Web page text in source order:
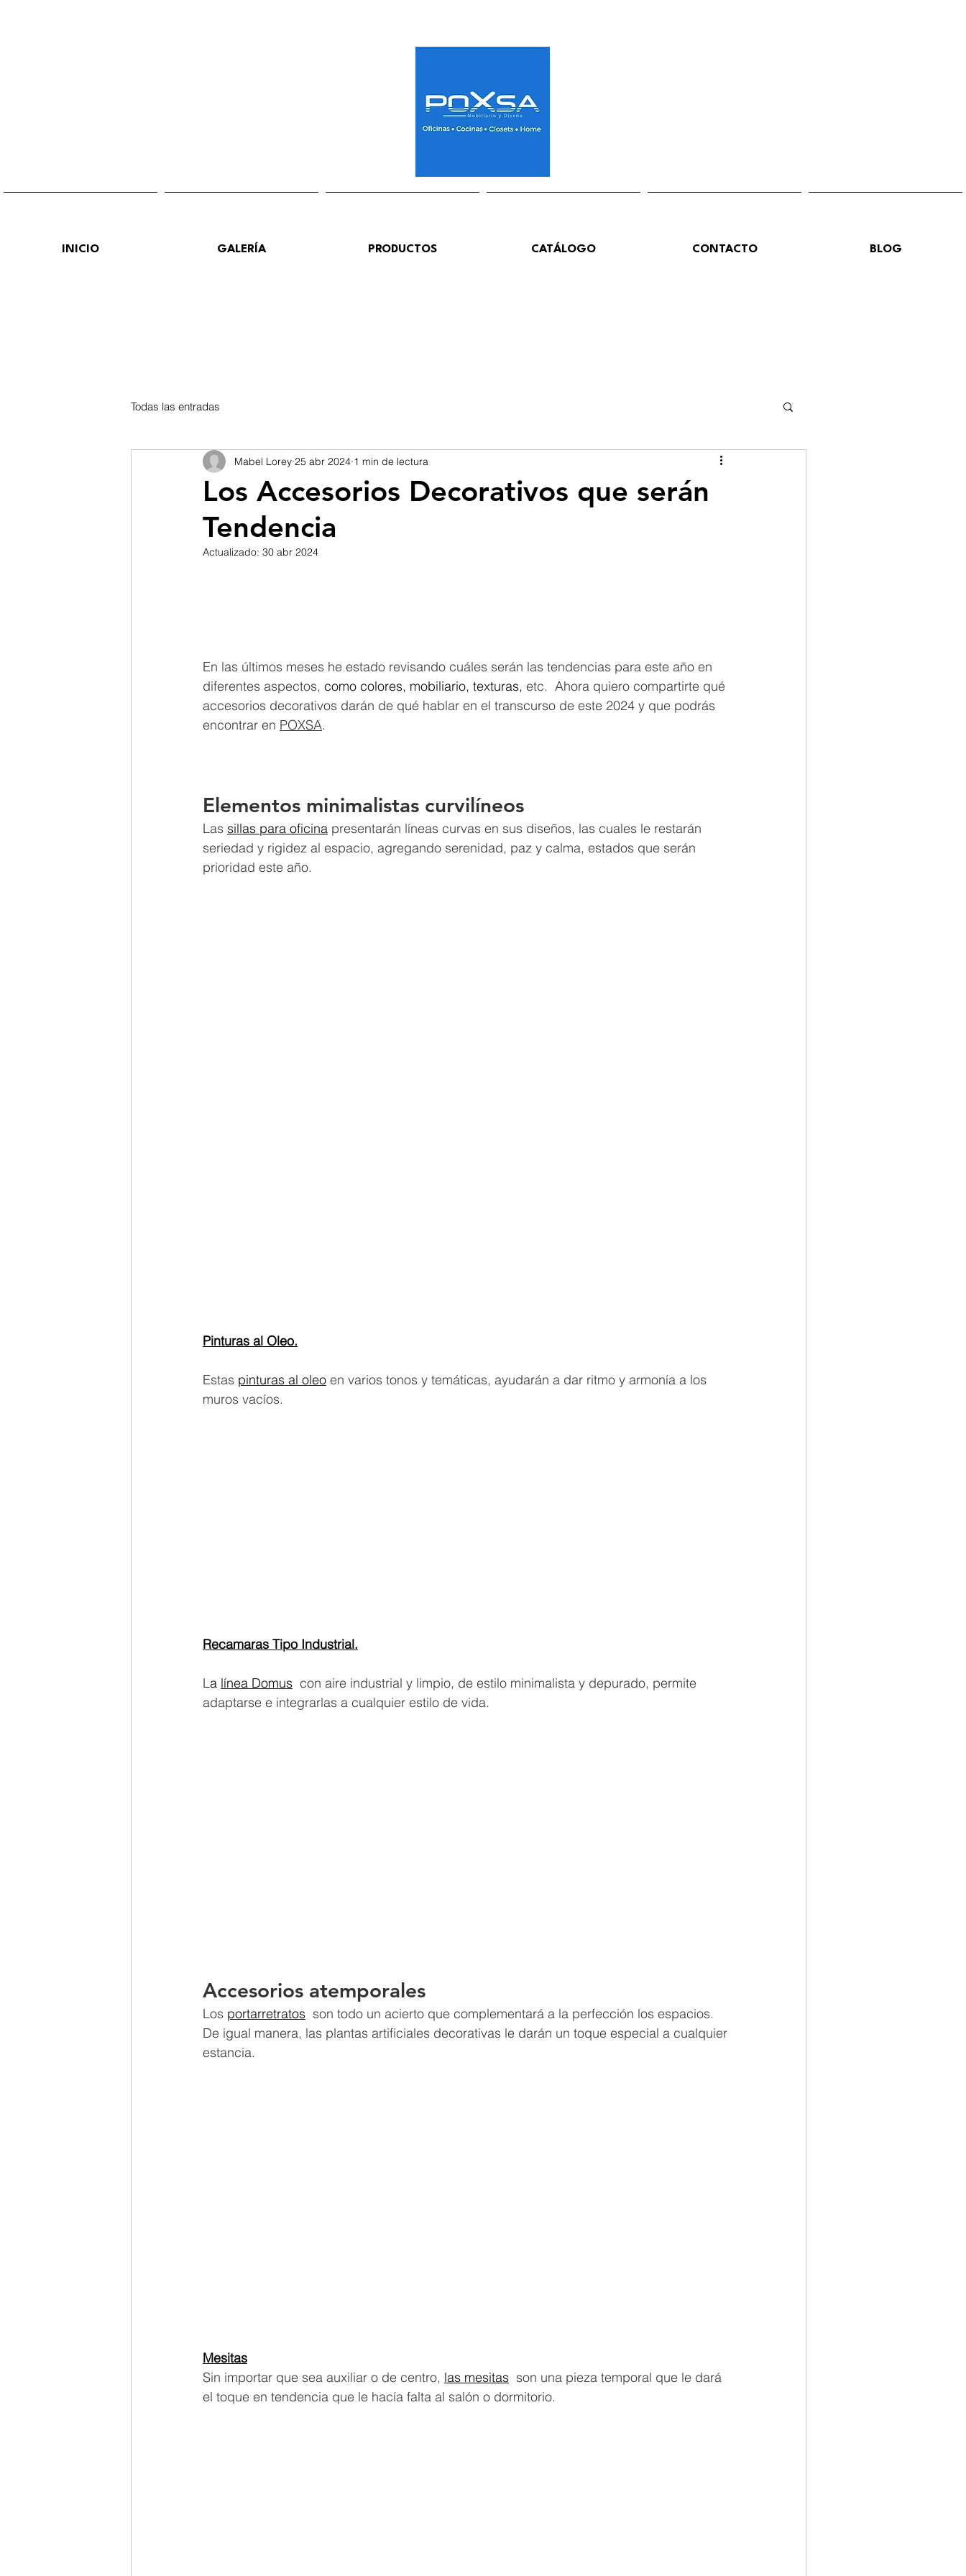
INICIO GALERÍA PRODUCTOS CATÁLOGO CONTACTO BLOG
Todas las entradas
Los Accesorios Decorativos que serán
Tendencia
Mabel Lorey 25 abr 2024 1 min de lectura
Actualizado: 30 abr 2024
En las últimos meses he estado revisando cuáles serán las tendencias para este año en
diferentes aspectos, como colores, mobiliario, texturas, etc.  Ahora quiero compartirte qué
accesorios decorativos darán de qué hablar en el transcurso de este 2024 y que podrás
encontrar en POXSA.
Elementos minimalistas curvilíneos
Las sillas para oficina presentarán líneas curvas en sus diseños, las cuales le restarán
seriedad y rigidez al espacio, agregando serenidad, paz y calma, estados que serán
prioridad este año.
Pinturas al Oleo.
Estas pinturas al oleo en varios tonos y temáticas, ayudarán a dar ritmo y armonía a los
muros vacíos.
Recamaras Tipo Industrial.
La línea Domus con aire industrial y limpio, de estilo minimalista y depurado, permite
adaptarse e integrarlas a cualquier estilo de vida.
Accesorios atemporales
Los portarretratos son todo un acierto que complementará a la perfección los espacios.
De igual manera, las plantas artificiales decorativas le darán un toque especial a cualquier
estancia.
Mesitas
Sin importar que sea auxiliar o de centro, las mesitas son una pieza temporal que le dará
el toque en tendencia que le hacía falta al salón o dormitorio.